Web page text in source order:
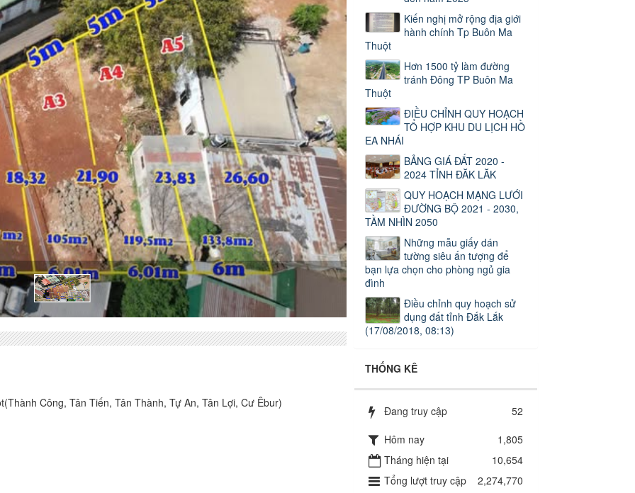
Công, Tân Tiến, Tân Thành, Tự An, Tân Lợi, Cư Êbur)
Kiến nghị mở rộng địa giới
hành chính Tp Buôn Ma
Thuột
Hơn 1500 tỷ làm đường
tránh Đông TP Buôn Ma
Thuột
ĐIỀU CHỈNH QUY HOẠCH
TỔ HỢP KHU DU LỊCH HỒ
EA NHÁI
BẢNG GIÁ ĐẤT 2020 -
2024 TỈNH ĐĂK LĂK
QUY HOẠCH MẠNG LƯỚI
ĐƯỜNG BỘ 2021 - 2030,
TẦM NHÌN 2050
Những mẫu giấy dán
tường siêu ấn tượng để
bạn lựa chọn cho phòng ngủ gia
đình
Điều chỉnh quy hoạch sử
dụng đất tỉnh Đắk Lắk
(17/08/2018, 08:13)
THỐNG KÊ
Đang truy cập
52
Hôm nay
1,805
Tháng hiện tại
10,654
Tổng lượt truy cập
2,274,770